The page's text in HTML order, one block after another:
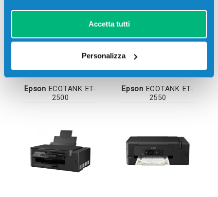
Accetta tutti
Personalizza
Epson ECOTANK ET-
2500
Epson ECOTANK ET-
2550